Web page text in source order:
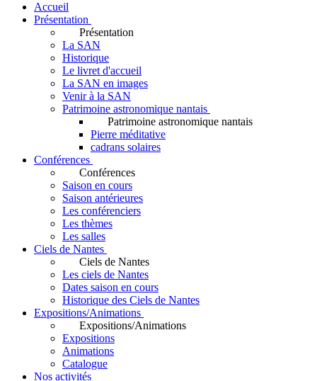
Accueil
Présentation
Présentation
La SAN
Historique
Le livret d'accueil
La SAN en images
Venir à la SAN
Patrimoine astronomique nantais
Patrimoine astronomique nantais
Pierre méditative
cadrans solaires
Conférences
Conférences
Saison en cours
Saison antérieures
Les conférenciers
Les thèmes
Les salles
Ciels de Nantes
Ciels de Nantes
Les ciels de Nantes
Dates saison en cours
Historique des Ciels de Nantes
Expositions/Animations
Expositions/Animations
Expositions
Animations
Catalogue
Nos activités